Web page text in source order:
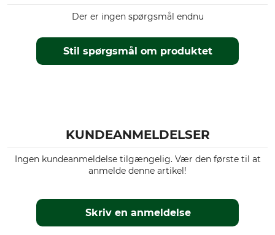
Stil spørgsmål om produktet
Der er ingen spørgsmål endnu
KUNDEANMELDELSER
Ingen kundeanmeldelse tilgængelig. Vær den første til at
anmelde denne artikel!
Skriv en anmeldelse